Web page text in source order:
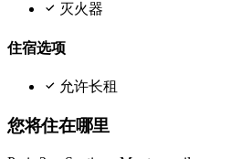
灭火器
住宿选项
允许长租
您将住在哪里